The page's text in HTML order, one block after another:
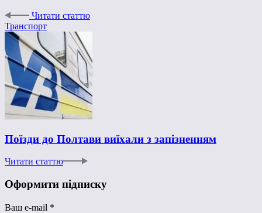
Читати статтю
Транспорт
Поїзди до Полтави виїхали з запізненням
Читати статтю
Оформити підписку
Ваш e-mail *